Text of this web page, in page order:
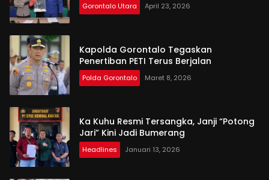
Gorontalo Utara April 23, 2026
Kapolda Gorontalo Tegaskan
Penertiban PETI Terus Berjalan
Polda Gorontalo Maret 8, 2026
Ka Kuhu Resmi Tersangka, Janji “Potong
Jari” Kini Jadi Bumerang
Headlines Januari 13, 2026